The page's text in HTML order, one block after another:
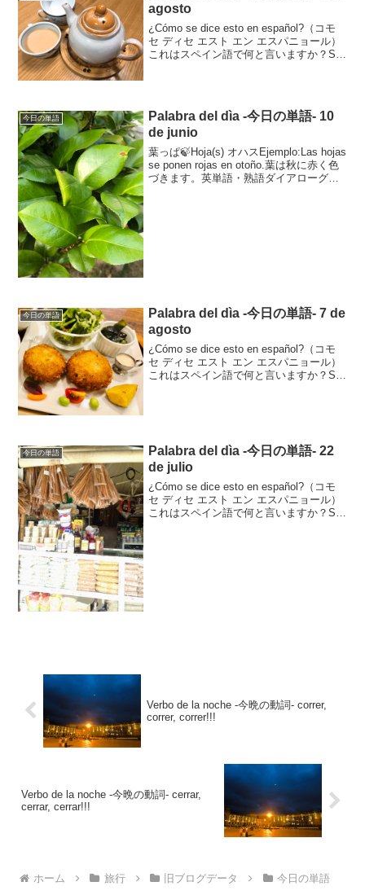
agosto
¿Cómo se dice esto en español?（コモ
セ ディセ エスト エン エスパニョール）
これはスペイン語で何と言いますか？Se
今日の単語
Palabra del dìa -今日の単語- 10
de junio
葉っぱ🍃Hoja(s) オハスEjemplo:Las hojas
se ponen rojas en otoño.葉は秋に赤く色
づきます。英単語・熟語ダイアローグ
今日の単語
Palabra del dìa -今日の単語- 7 de
agosto
¿Cómo se dice esto en español?（コモ
セ ディセ エスト エン エスパニョール）
これはスペイン語で何と言いますか？Se
今日の単語
Palabra del dìa -今日の単語- 22
de julio
¿Cómo se dice esto en español?（コモ
セ ディセ エスト エン エスパニョール）
これはスペイン語で何と言いますか？Se
Verbo de la noche -今晩の動詞- correr,
correr, correr!!!
Verbo de la noche -今晩の動詞- cerrar,
cerrar, cerrar!!!
ホーム 旅行 旧ブログデータ 今日の単語